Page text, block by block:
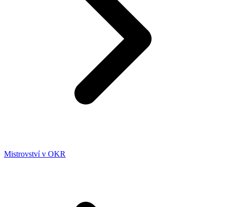
Mistrovství v OKR